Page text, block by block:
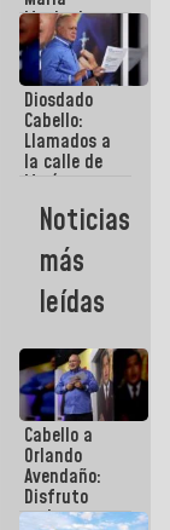
Machado:
¿Quién le
puede creer?
¿Y la gente
que ella iba
a salvar en
La Guaira?
Diosdado
Cabello:
Llamados a
la calle de
María
Machado se
estrellaron
de frente
contra el
Pueblo
Noticias
más
leídas
Cabello a
Orlando
Avendaño:
Disfruto
cada vez